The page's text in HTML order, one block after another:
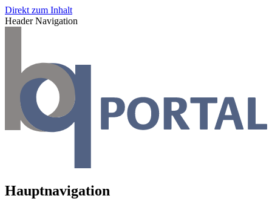
Direkt zum Inhalt
Header Navigation
Hauptnavigation